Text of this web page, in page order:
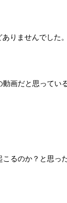
りませんでした
画だと思ってい
るのか？と思っ